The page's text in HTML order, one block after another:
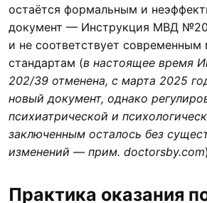
остаётся формальным и
документ — Инструкция МВД
и не соответствует
стандартам (в настоящее время
202/39 отменена, с марта 2025
новый документ, однако
психиатрической и
заключенным осталось без
изменений — прим. doctorsby.com
Практика оказания